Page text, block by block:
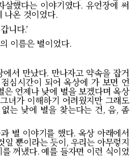
살했다는 이야기였다. 유언장에 써
나온 것이었다.
니다.’
이름은 별이었다.
에서 만났다. 만나자고 약속을 잡거
점심시간이 되어 옥상에 가 보면 언
은 언제나 낮에 별을 보겠다며 옥상
녀가 이해하기 어려웠지만 그래도
는 낮에 별을 찾는다는 건,음,좀
별 이야기를 했다. 옥상 아래에서
일 뿐이라는 듯이, 우리는 아무렇지
꺼냈다. 예를 들자면 이런 식이었